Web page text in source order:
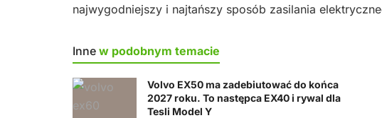
najwygodniejszy i najtańszy sposób zasilania
Inne w podobnym temacie
Volvo EX50 ma zadebiutować do końca
2027 roku. To następca EX40 i rywal dla
Tesli Model Y